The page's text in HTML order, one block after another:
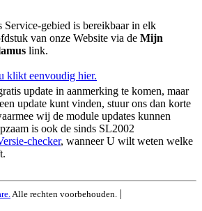
Service-gebied is bereikbaar in elk
van onze Website via de Mijn
link.
klikt eenvoudig hier.
update in aanmerking te komen, maar
update kunt vinden, stuur ons dan korte
wij de module updates kunnen
is ook de sinds SL2002
checker, wanneer U wilt weten welke
Alle rechten voorbehouden. |